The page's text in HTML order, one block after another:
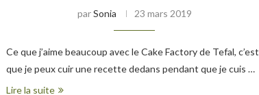
parSonia 23 mars 2019
Ce que j’aime beaucoup avec le Cake Factory de Tefal, c’est
que je peux cuir une recette dedans pendant que je cuis …
Lire la suite